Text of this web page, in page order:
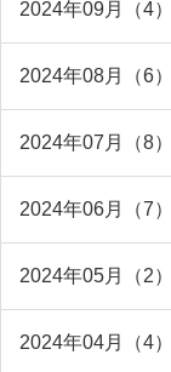
2024年09月（4）
2024年08月（6）
2024年07月（8）
2024年06月（7）
2024年05月（2）
2024年04月（4）